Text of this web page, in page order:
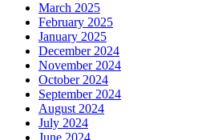
March 2025
February 2025
January 2025
December 2024
November 2024
October 2024
September 2024
August 2024
July 2024
June 2024